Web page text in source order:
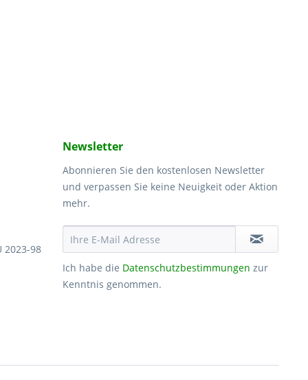
2023-98
Newsletter
Abonnieren Sie den kostenlosen Newsletter
und verpassen Sie keine Neuigkeit oder Aktion
mehr.
Ich habe die Datenschutzbestimmungen zur
Kenntnis genommen.